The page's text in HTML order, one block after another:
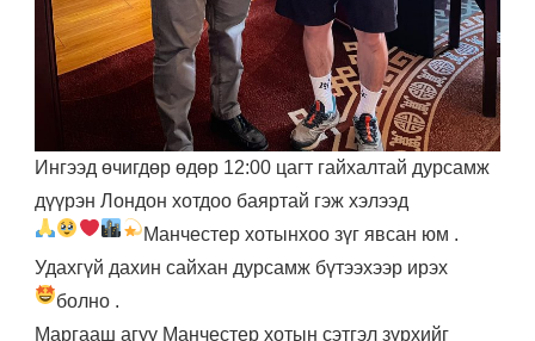
Ингээд өчигдөр өдөр 12:00 цагт гайхалтай дурсамж
дүүрэн Лондон хотдоо баяртай гэж хэлээд
Манчестер хотынхоо зүг явсан юм .
Удахгүй дахин сайхан дурсамж бүтээхээр ирэх
болно .
Маргааш агуу Манчестер хотын сэтгэл зүрхийг